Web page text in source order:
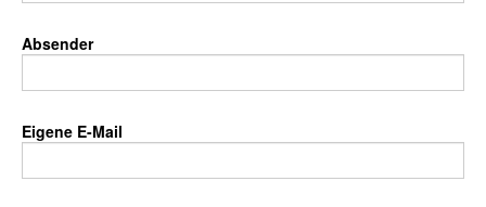
Absender
Eigene E-Mail